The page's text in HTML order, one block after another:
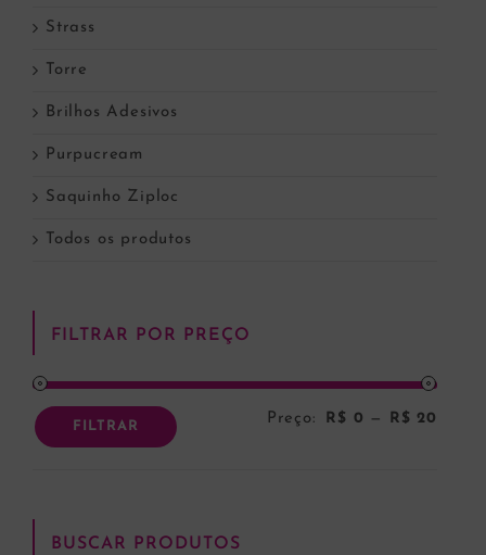
Strass
Torre
Brilhos Adesivos
Purpucream
Saquinho Ziploc
Todos os produtos
FILTRAR POR PREÇO
FILTRAR Preço: R$ 0 — R$ 20
BUSCAR PRODUTOS